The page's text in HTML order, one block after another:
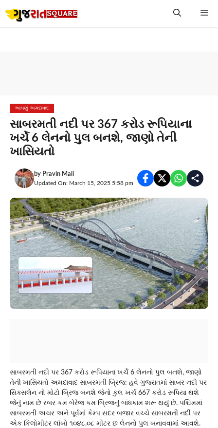
to
આપણું અમદાવાદ
સાબરમતી નદી પર 367 કરોડ રૂપિયાના
ખર્ચે 6 લેનનો પુલ બનશે, જાણો તેની
ખાસિયતો
by Pravin Mali
Updated On: March 15, 2025 5:58 pm
સાબરમતી નદી પર 367 કરોડ રૂપિયાના ખર્ચે 6 લેનનો પુલ બનશે, જાણો
તેની ખાસિયતો અમદાવાદ સાબરમતી બ્રિજ: હવે ગુજરાતમાં સાબર નદી પર
સિક્સલેન નો મોટો બ્રિજ બનશે જેનો કુલ ખર્ચ 667 કરોડ રૂપિયા થશે
જેનું નામ છે રબર કમ બેરેજ કમ બ્રિજનું બાંધકામ શરૂ થયું છે. પશ્ચિમમાં
સાબરમતી અચર અને પૂર્વમાં કેમ્પ સદર બજાર વચ્ચે સાબરમતી નદી પર
એક કિલોમીટર લાંબો ૧૦૪૮.૦૮ મીટર છ લેનનો પુલ બનાવવામાં આવશે.